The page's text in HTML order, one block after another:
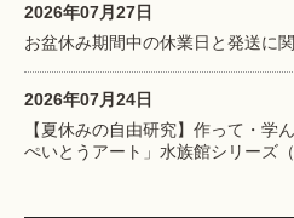
2026年07月27日
お盆休み期間中の休業日と発送に
2026年07月24日
【夏休みの自由研究】作って・学
ぺいとうアート」水族館シリーズ